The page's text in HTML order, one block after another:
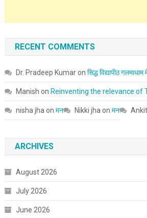
RECENT COMMENTS
Dr. Pradeep Kumaron सिद्ध विद्यापीठ
Manish on Reinventing the relevance of
nisha jha on मन Nikki jha on मन
ARCHIVES
August 2026
July 2026
June 2026